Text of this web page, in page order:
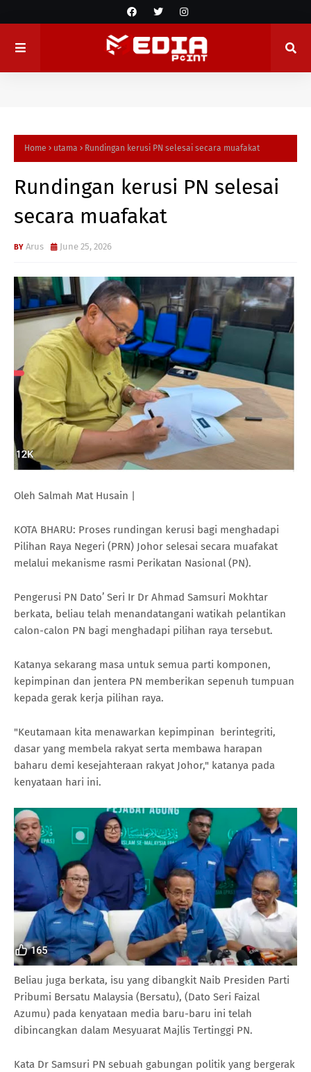
Home utama Rundingan kerusi PN selesai secara muafakat
Rundingan kerusi PN selesai
secara muafakat
Arus June 25, 2026
Oleh Salmah Mat Husain |
KOTA BHARU: Proses rundingan kerusi bagi menghadapi
Pilihan Raya Negeri (PRN) Johor selesai secara muafakat
melalui mekanisme rasmi Perikatan Nasional (PN).
Pengerusi PN Dato’ Seri Ir Dr Ahmad Samsuri Mokhtar
berkata, beliau telah menandatangani watikah pelantikan
calon-calon PN bagi menghadapi pilihan raya tersebut.
Katanya sekarang masa untuk semua parti komponen,
kepimpinan dan jentera PN memberikan sepenuh tumpuan
kepada gerak kerja pilihan raya.
"Keutamaan kita menawarkan kepimpinan berintegriti,
dasar yang membela rakyat serta membawa harapan
baharu demi kesejahteraan rakyat Johor," katanya pada
kenyataan hari ini.
Beliau juga berkata, isu yang dibangkit Naib Presiden Parti
Pribumi Bersatu Malaysia (Bersatu), (Dato Seri Faizal
Azumu) pada kenyataan media baru-baru ini telah
dibincangkan dalam Mesyuarat Majlis Tertinggi PN.
Kata Dr Samsuri PN sebuah gabungan politik yang bergerak